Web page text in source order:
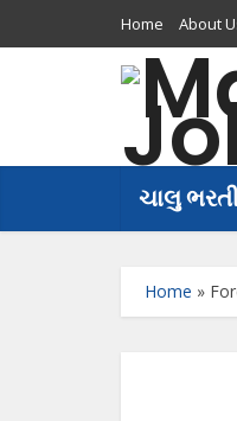
Home About
ચાલુ
Home »